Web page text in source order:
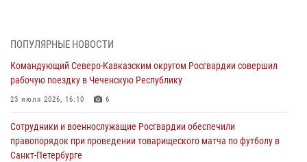
Росгвардейцы провели занятие по стрелковой подготовке для
краеведения Луганской Народной Республики
09 августа 2026, 05:00
проходит в Сибири
09 августа 2026, 04:00
ПОПУЛЯРНЫЕ НОВОСТИ
Командующий Северо-Кавказским округом Росгвардии совершил
рабочую поездку в Чеченскую Республику
23 июля 2026, 16:10 6
Сотрудники и военнослужащие Росгвардии обеспечили
правопорядок при проведении товарищеского матча по футболу в
Санкт-Петербурге